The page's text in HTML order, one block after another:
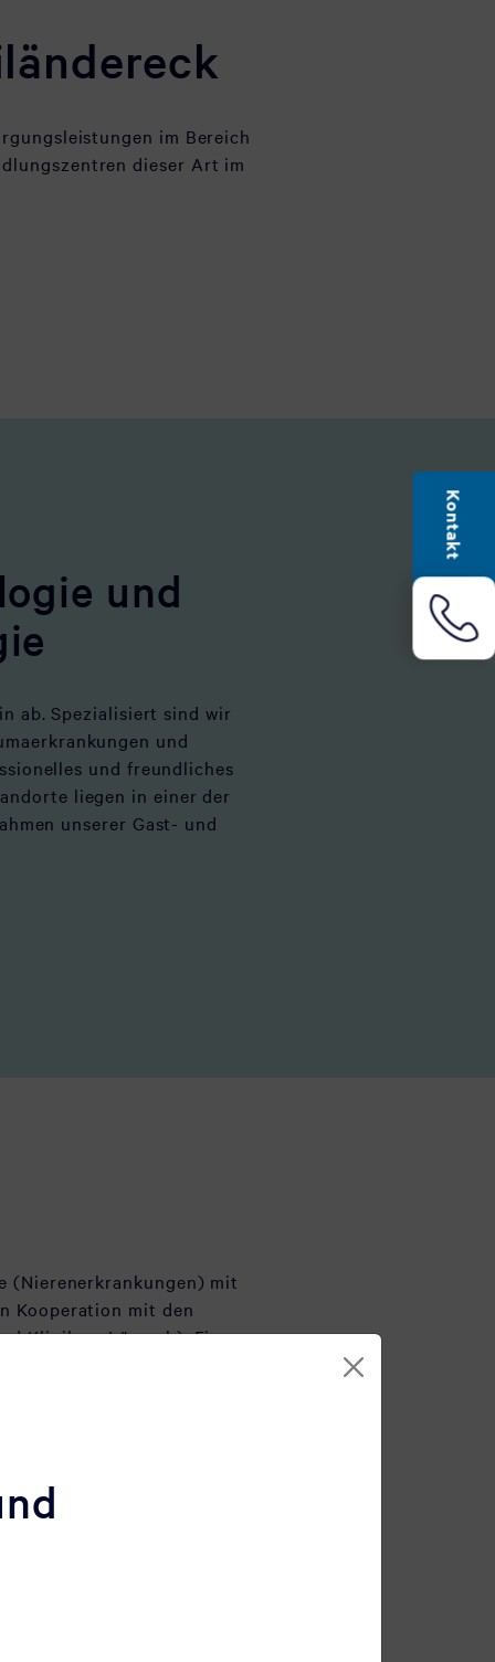
im Bereich
dieser Art im
und
ab. Spezialisiert sind wir
und
und freundliches
liegen in einer der
unserer Gast- und
(Nierenerkrankungen) mit
Kooperation mit den
Klinikum Lörrach). Einer
Kontakt